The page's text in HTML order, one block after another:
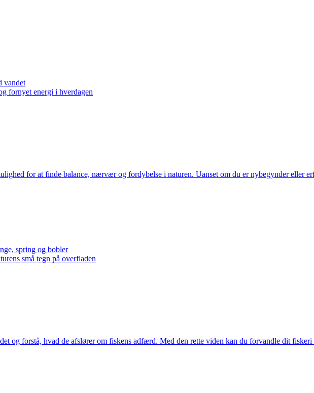
vandet
fornyet energi i hverdagen
for at finde balance, nærvær og fordybelse i naturen. Uanset om du er nybegynder eller
spring og bobler
små tegn på overfladen
og forstå, hvad de afslører om fiskens adfærd. Med den rette viden kan du forvandle dit